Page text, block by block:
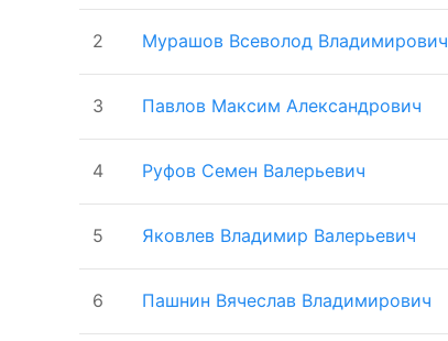
2 Мурашов Всеволод Владимирович
3 Павлов Максим Александрович
4 Руфов Семен Валерьевич
5 Яковлев Владимир Валерьевич
6 Пашнин Вячеслав Владимирович